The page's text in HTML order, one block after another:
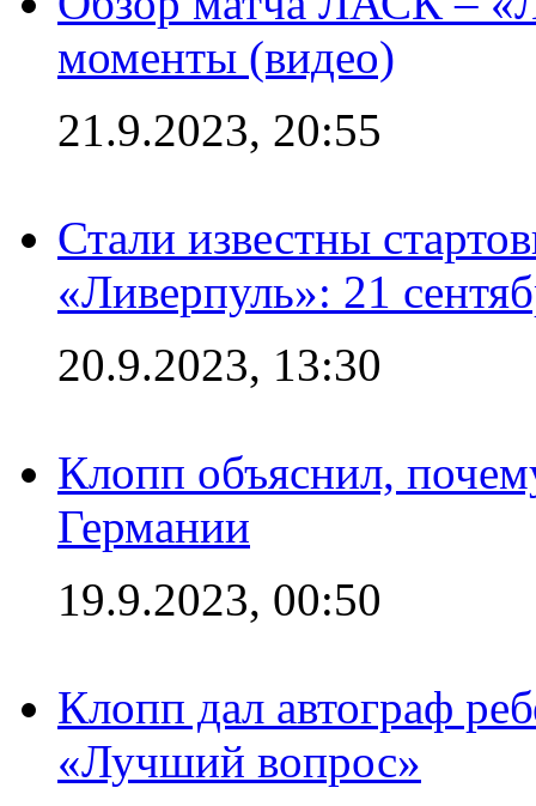
моменты (видео)
21.9.2023, 20:55
Стали известны
«Ливерпуль»: 21
20.9.2023, 13:30
Клопп объяснил,
Германии
19.9.2023, 00:50
Клопп дал автограф
«Лучший вопрос»